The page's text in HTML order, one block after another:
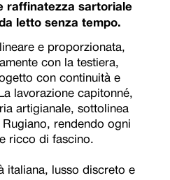
raffinatezza sartoriale
letto senza tempo.
e proporzionata,
con la testiera,
con continuità e
lavorazione capitonné,
artigianale, sottolinea
Rugiano, rendendo ogni
ricco di fascino.
italiana, lusso discreto e